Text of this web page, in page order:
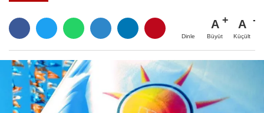
Dinle
A
Büyüt
A
Küçült